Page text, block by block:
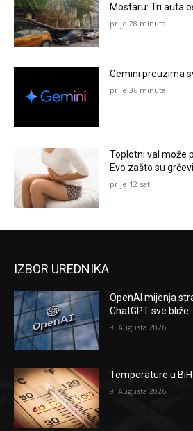
Mostaru: Tri auta
prije 28 minuta
Gemini preuzima
prije 36 minuta
Toplotni val može
Evo zašto su
prije 12 sati
IZBOR UREDNIKA
OpenAI mijenja
ChatGPT sve bliže...
9. Augusta 2026.
Temperature u
9. Augusta 2026.